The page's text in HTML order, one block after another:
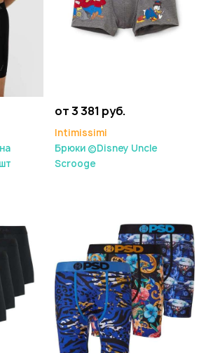
от 3 381 руб.
Intimissimi
Брюки ©Disney Uncle
Scrooge